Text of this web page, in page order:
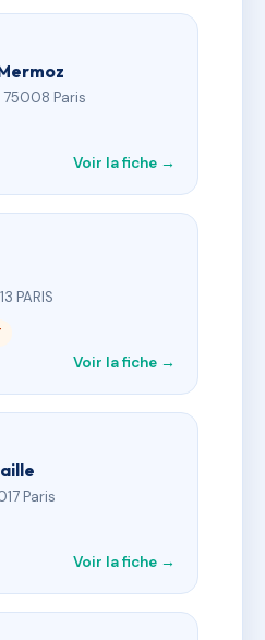
75008 Paris
Voir la fiche →
PARIS
Voir la fiche →
Paris
Voir la fiche →